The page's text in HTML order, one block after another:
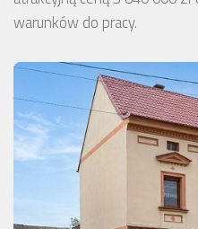
warunków do pracy.